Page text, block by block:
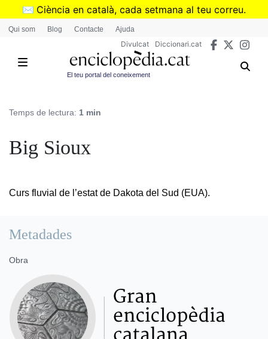
Vés
✉️ Ciència en català, cada setmana al teu correu.
➜Subscriu-te al butlletí de Divulcat
Qui som Blog Contacte Ajuda
Divulcat Diccionari.cat
El teu portal del coneixement
Temps de lectura: 1 min
Big Sioux
Curs fluvial de l’estat de Dakota del Sud (EUA).
Metadades
Obra